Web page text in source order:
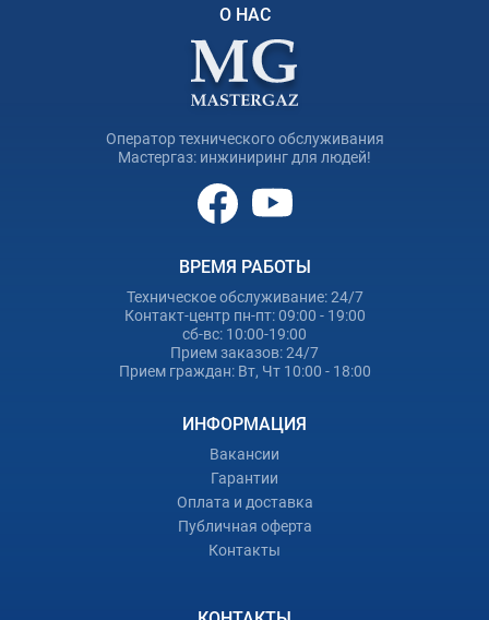
О НАС
Оператор технического обслуживания
Мастергаз: инжиниринг для людей!
ВРЕМЯ РАБОТЫ
Техническое обслуживание: 24/7
Контакт-центр пн-пт: 09:00 - 19:00
сб-вс: 10:00-19:00
Прием заказов: 24/7
Прием граждан: Вт, Чт 10:00 - 18:00
ИНФОРМАЦИЯ
Вакансии
Гарантии
Оплата и доставка
Публичная оферта
Контакты